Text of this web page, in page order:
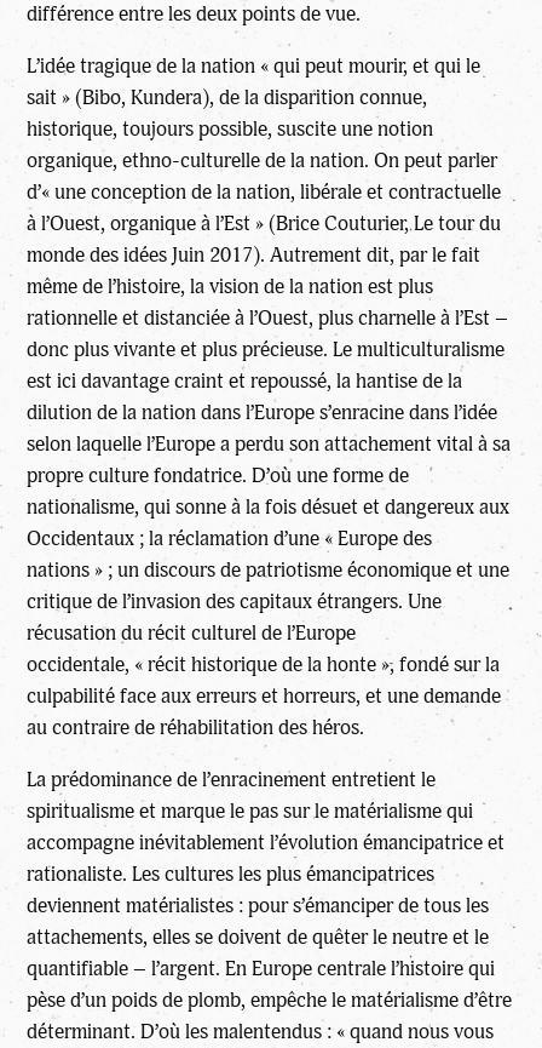
différence entre les deux points de vue.
L’idée tragique de la nation « qui peut mourir, et qui le
sait » (Bibo, Kundera), de la disparition connue,
historique, toujours possible, suscite une notion
organique, ethno-culturelle de la nation. On peut parler
d’« une conception de la nation, libérale et contractuelle
à l’Ouest, organique à l’Est » (Brice Couturier, Le tour du
monde des idées Juin 2017). Autrement dit, par le fait
même de l’histoire, la vision de la nation est plus
rationnelle et distanciée à l’Ouest, plus charnelle à l’Est –
donc plus vivante et plus précieuse. Le multiculturalisme
est ici davantage craint et repoussé, la hantise de la
dilution de la nation dans l’Europe s’enracine dans l’idée
selon laquelle l’Europe a perdu son attachement vital à sa
propre culture fondatrice. D’où une forme de
nationalisme, qui sonne à la fois désuet et dangereux aux
Occidentaux ; la réclamation d’une « Europe des
nations » ; un discours de patriotisme économique et une
critique de l’invasion des capitaux étrangers. Une
récusation du récit culturel de l’Europe
occidentale, « récit historique de la honte », fondé sur la
culpabilité face aux erreurs et horreurs, et une demande
au contraire de réhabilitation des héros.
La prédominance de l’enracinement entretient le
spiritualisme et marque le pas sur le matérialisme qui
accompagne inévitablement l’évolution émancipatrice et
rationaliste. Les cultures les plus émancipatrices
deviennent matérialistes : pour s’émanciper de tous les
attachements, elles se doivent de quêter le neutre et le
quantifiable – l’argent. En Europe centrale l’histoire qui
pèse d’un poids de plomb, empêche le matérialisme d’être
déterminant. D’où les malentendus : « quand nous vous